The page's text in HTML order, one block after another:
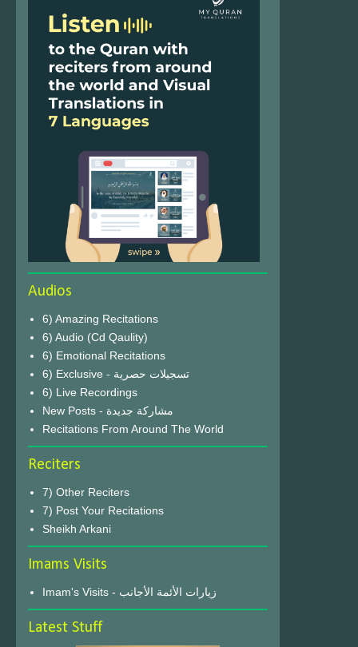
Audios
6) Amazing Recitations
6) Audio (Cd Qaulity)
6) Emotional Recitations
6) Exclusive - تسجيلات حصرية
6) Live Recordings
New Posts - مشاركة جديدة
Recitations From Around The World
Reciters
7) Other Reciters
7) Post Your Recitations
Sheikh Arkani
Imams Visits
Imam's Visits - زيارات الأئمة الأجانب
Latest Stuff